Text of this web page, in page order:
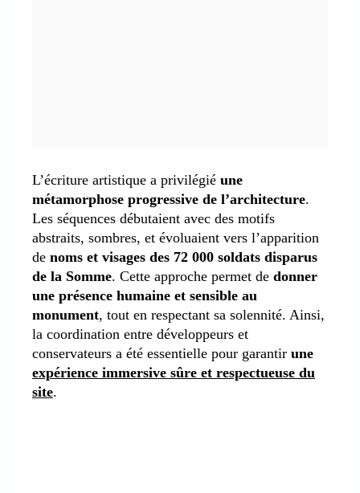
L’écriture artistique a privilégié une
métamorphose progressive de l’architecture.
Les séquences débutaient avec des motifs
abstraits, sombres, et évoluaient vers l’apparition
de noms et visages des 72 000 soldats disparus
de la Somme. Cette approche permet de donner
une présence humaine et sensible au
monument, tout en respectant sa solennité. Ainsi,
la coordination entre développeurs et
conservateurs a été essentielle pour garantir une
expérience immersive sûre et respectueuse du
site.